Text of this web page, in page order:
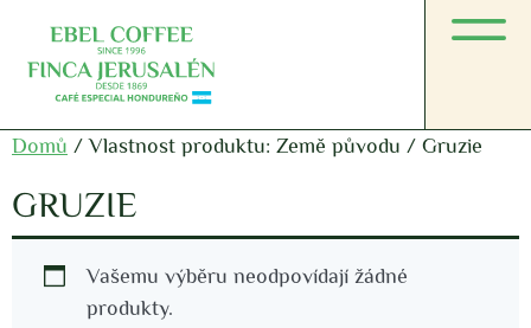
Domů / Vlastnost produktu: Země původu / Gruzie
GRUZIE
Vašemu výběru neodpovídají žádné
produkty.